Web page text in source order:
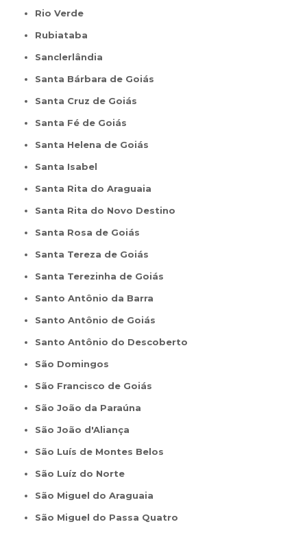
Rio Verde
Rubiataba
Sanclerlândia
Santa Bárbara de Goiás
Santa Cruz de Goiás
Santa Fé de Goiás
Santa Helena de Goiás
Santa Isabel
Santa Rita do Araguaia
Santa Rita do Novo Destino
Santa Rosa de Goiás
Santa Tereza de Goiás
Santa Terezinha de Goiás
Santo Antônio da Barra
Santo Antônio de Goiás
Santo Antônio do Descoberto
São Domingos
São Francisco de Goiás
São João da Paraúna
São João d'Aliança
São Luís de Montes Belos
São Luíz do Norte
São Miguel do Araguaia
São Miguel do Passa Quatro